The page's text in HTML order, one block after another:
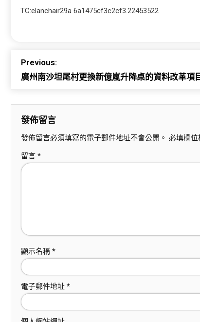
TC:elanchair29a 6a1475cf3c2cf3.22453522
Previous:
廣州南沙坦尾村更換新億嵐升降桌的資料改革項
發佈留言
發佈留言必須填寫的電子郵件地址不會公開。 必填欄位
留言 *
顯示名稱 *
電子郵件地址 *